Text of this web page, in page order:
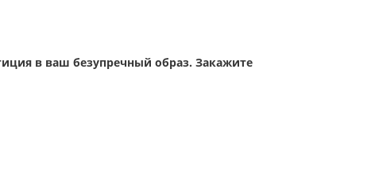
в ваш безупречный образ. Закажите